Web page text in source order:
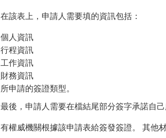
在該表上，申請人需要填的資訊包括：
個人資訊
行程資訊
工作資訊
財務資訊
所申請的簽證類型。
最後，申請人需要在檔結尾部分簽字承諾自己
有權威機關根據該申請表給簽發簽證。 其他